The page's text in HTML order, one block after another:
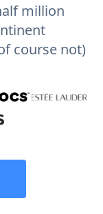
million
course not)